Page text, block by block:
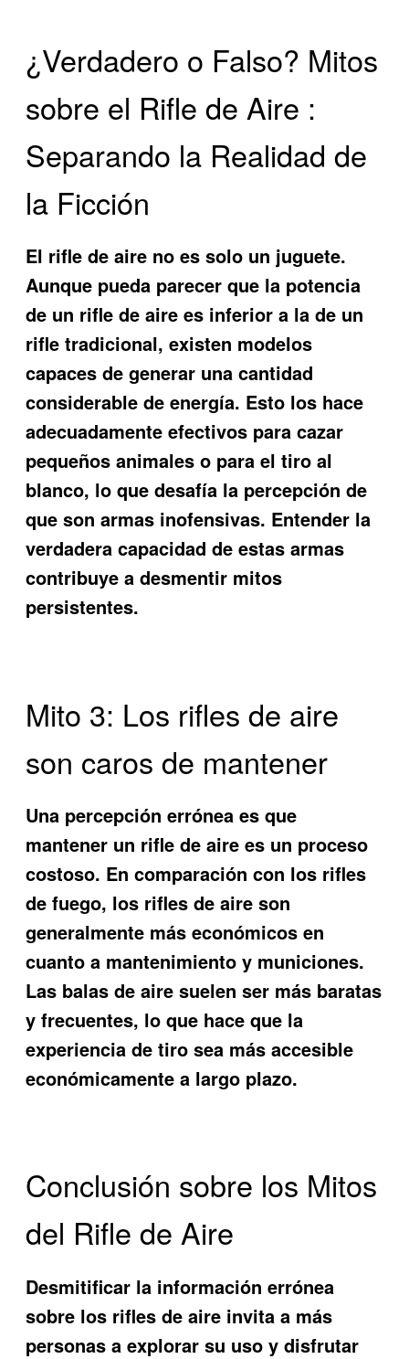
¿Verdadero o Falso? Mitos
sobre el Rifle de Aire :
Separando la Realidad de
la Ficción
El rifle de aire no es solo un juguete.
Aunque pueda parecer que la potencia
de un rifle de aire es inferior a la de un
rifle tradicional, existen modelos
capaces de generar una cantidad
considerable de energía. Esto los hace
adecuadamente efectivos para cazar
pequeños animales o para el tiro al
blanco, lo que desafía la percepción de
que son armas inofensivas. Entender la
verdadera capacidad de estas armas
contribuye a desmentir mitos
persistentes.
Mito 3: Los rifles de aire
son caros de mantener
Una percepción errónea es que
mantener un rifle de aire es un proceso
costoso. En comparación con los rifles
de fuego, los rifles de aire son
generalmente más económicos en
cuanto a mantenimiento y municiones.
Las balas de aire suelen ser más baratas
y frecuentes, lo que hace que la
experiencia de tiro sea más accesible
económicamente a largo plazo.
Conclusión sobre los Mitos
del Rifle de Aire
Desmitificar la información errónea
sobre los rifles de aire invita a más
personas a explorar su uso y disfrutar